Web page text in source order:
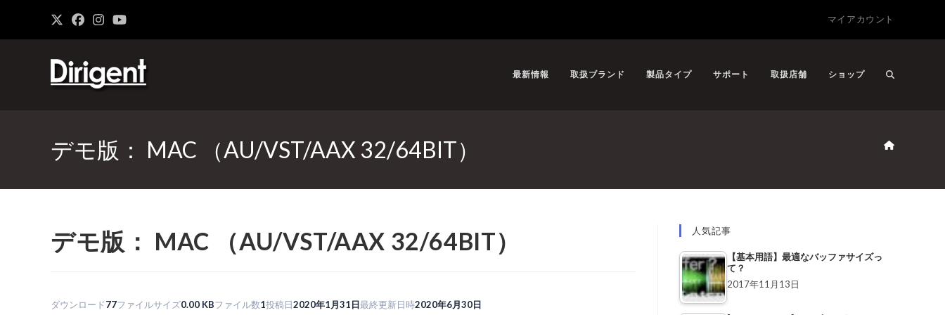
マイアカウント
最新情報 取扱ブランド 製品タイプ サポート 取扱店舗 ショップ
デモ版： MAC （AU/VST/AAX 32/64BIT）
デモ版： MAC （AU/VST/AAX 32/64BIT）
ダウンロード77ファイルサイズ0.00 KBファイル数1投稿日2020年1月31日最終更新日時2020年6月30日
人気記事
【基本用語】最適なバッファサイズっ
て？
2017年11月13日